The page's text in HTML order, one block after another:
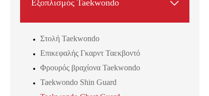
Εξοπλισμός Taekwondo 
Στολή Taekwondo
Επικεφαλής Γκαρντ Ταεκβοντό
Φρουρός βραχίονα Taekwondo
Taekwondo Shin Guard